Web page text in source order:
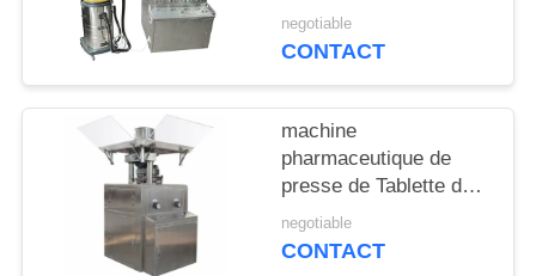
de presse de Tablette
negotiable
CONTACT
machine
pharmaceutique de
presse de Tablette de
diamètre de 25mm
pour la production
negotiable
CONTACT